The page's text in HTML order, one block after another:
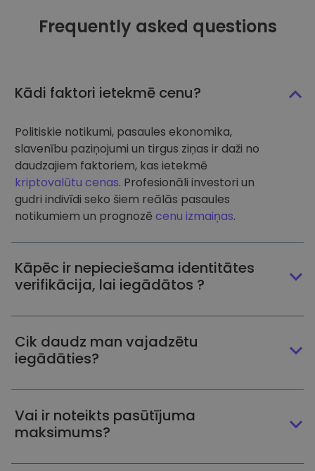
Frequently asked questions
Kādi faktori ietekmē cenu?
Politiskie notikumi, pasaules ekonomika,
slavenību paziņojumi un tirgus ziņas ir daži no
daudzajiem faktoriem, kas ietekmē
kriptovalūtu cenas. Profesionāli investori un
gudri indivīdi seko šiem reālās pasaules
notikumiem un prognozē cenu izmaiņas.
Kāpēc ir nepieciešama identitātes
verifikācija, lai iegādātos ?
Cik daudz man vajadzētu
iegādāties?
Vai ir noteikts pasūtījuma
maksimums?